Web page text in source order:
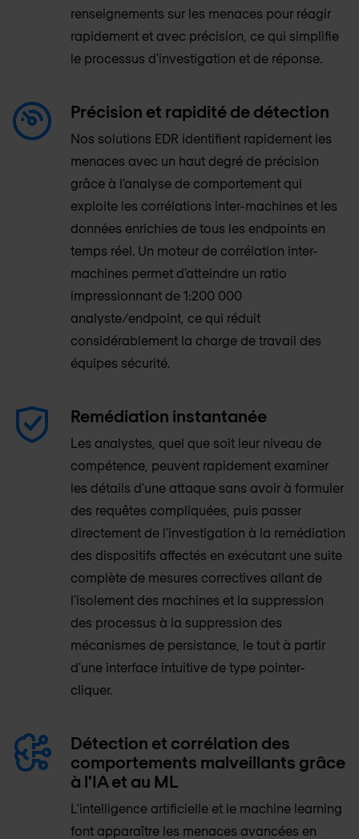
renseignements sur les menaces pour réagir
rapidement et avec précision, ce qui simplifie
le processus d'investigation et de réponse.
Précision et rapidité de détection
Nos solutions EDR identifient rapidement les
menaces avec un haut degré de précision
grâce à l'analyse de comportement qui
exploite les corrélations inter-machines et les
données enrichies de tous les endpoints en
temps réel. Un moteur de corrélation inter-
machines permet d'atteindre un ratio
impressionnant de 1:200 000
analyste/endpoint, ce qui réduit
considérablement la charge de travail des
équipes sécurité.
Remédiation instantanée
Les analystes, quel que soit leur niveau de
compétence, peuvent rapidement examiner
les détails d'une attaque sans avoir à formuler
des requêtes compliquées, puis passer
directement de l'investigation à la remédiation
des dispositifs affectés en exécutant une suite
complète de mesures correctives allant de
l'isolement des machines et la suppression
des processus à la suppression des
mécanismes de persistance, le tout à partir
d'une interface intuitive de type pointer-
cliquer.
Détection et corrélation des
comportements malveillants grâce
à l'IA et au ML
L'intelligence artificielle et le machine learning
font apparaître les menaces avancées en